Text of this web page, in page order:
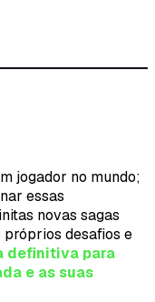
jogador no mundo;
essas
novas sagas
próprios desafios e
definitiva para
e as suas